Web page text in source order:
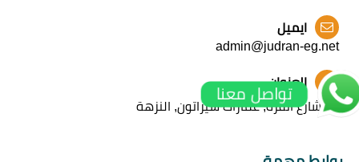
ايميل
admin@judran-eg.net
العنوان
42 شارع أنقرة, عمارات شيراتون, النزهة
تواصل معنا